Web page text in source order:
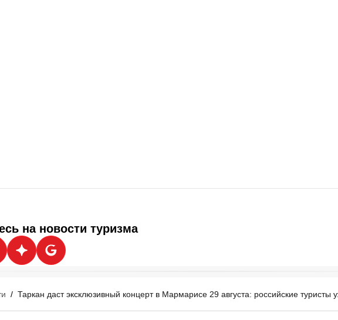
на новости туризма
/ Таркан даст эксклюзивный концерт в Мармарисе 29 августа: российские туристы